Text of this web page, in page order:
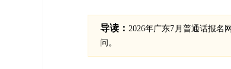
导读： 2026年广东7月普通话报名
问。